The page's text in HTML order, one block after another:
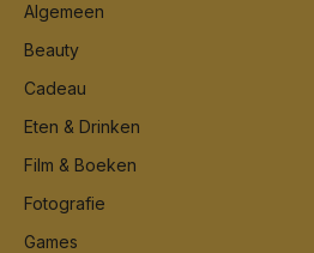
Algemeen
Beauty
Cadeau
Eten & Drinken
Film & Boeken
Fotografie
Games